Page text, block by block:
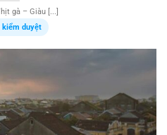
gà – Giàu [...]
kiểm duyệt